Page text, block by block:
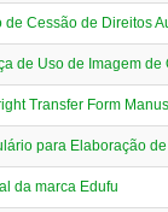
de Cessão de Direitos
de Uso de Imagem de
Transfer Form
para Elaboração
da marca Edufu